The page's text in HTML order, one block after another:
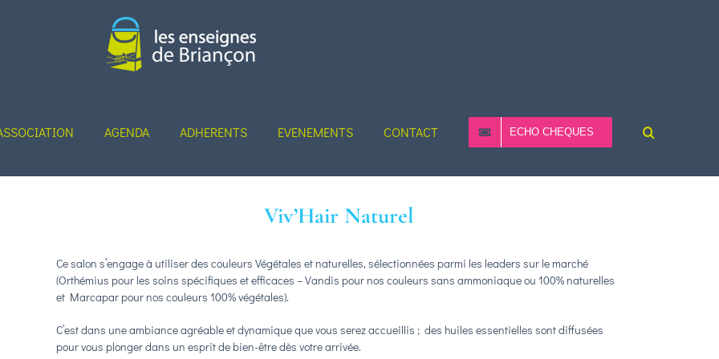
AGENDA ADHERENTS EVENEMENTS CONTACT ECHO CHEQUES
Viv’Hair Naturel
Ce salon s’engage à utiliser des couleurs Végétales et naturelles, sélectionnées parmi les leaders sur le marché
(Orthémius pour les soins spécifiques et efficaces – Vandis pour nos couleurs sans ammoniaque ou 100% naturelles
et Marcapar pour nos couleurs 100% végétales).
C’est dans une ambiance agréable et dynamique que vous serez accueillis ; des huiles essentielles sont diffusées
pour vous plonger dans un esprit de bien-être dès votre arrivée.